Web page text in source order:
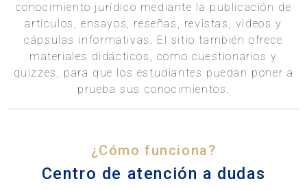
conocimiento jurídico mediante la publicación de
artículos, ensayos, reseñas, revistas, videos y
cápsulas informativas. El sitio también ofrece
materiales didácticos, como cuestionarios y
quizzes, para que los estudiantes puedan poner a
prueba sus conocimientos.
¿Cómo funciona?
Centro de atención a dudas